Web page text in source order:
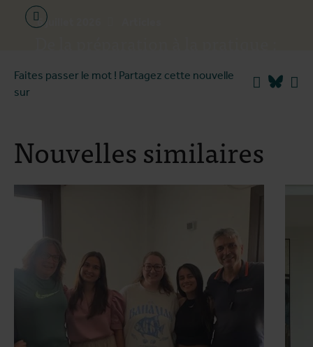
6 juillet 2026
rapprocher les données
Faites passer le mot ! Partagez cette nouvelle
sur
Facebook
Nouvelles similaires